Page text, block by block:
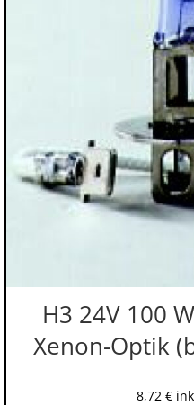
H3 24V 100
Xenon-Optik
8,72 €